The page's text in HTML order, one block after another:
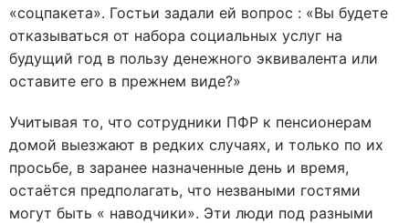
«соцпакета». Гостьи задали ей вопрос : «Вы будете
отказываться от набора социальных услуг на
будущий год в пользу денежного эквивалента или
оставите его в прежнем виде?»
Учитывая то, что сотрудники ПФР к пенсионерам
домой выезжают в редких случаях, и только по их
просьбе, в заранее назначенные день и время,
остаётся предполагать, что незваными гостями
могут быть « наводчики». Эти люди под разными